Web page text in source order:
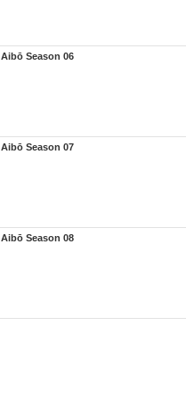
Aibō Season 06
Aibō Season 07
Aibō Season 08